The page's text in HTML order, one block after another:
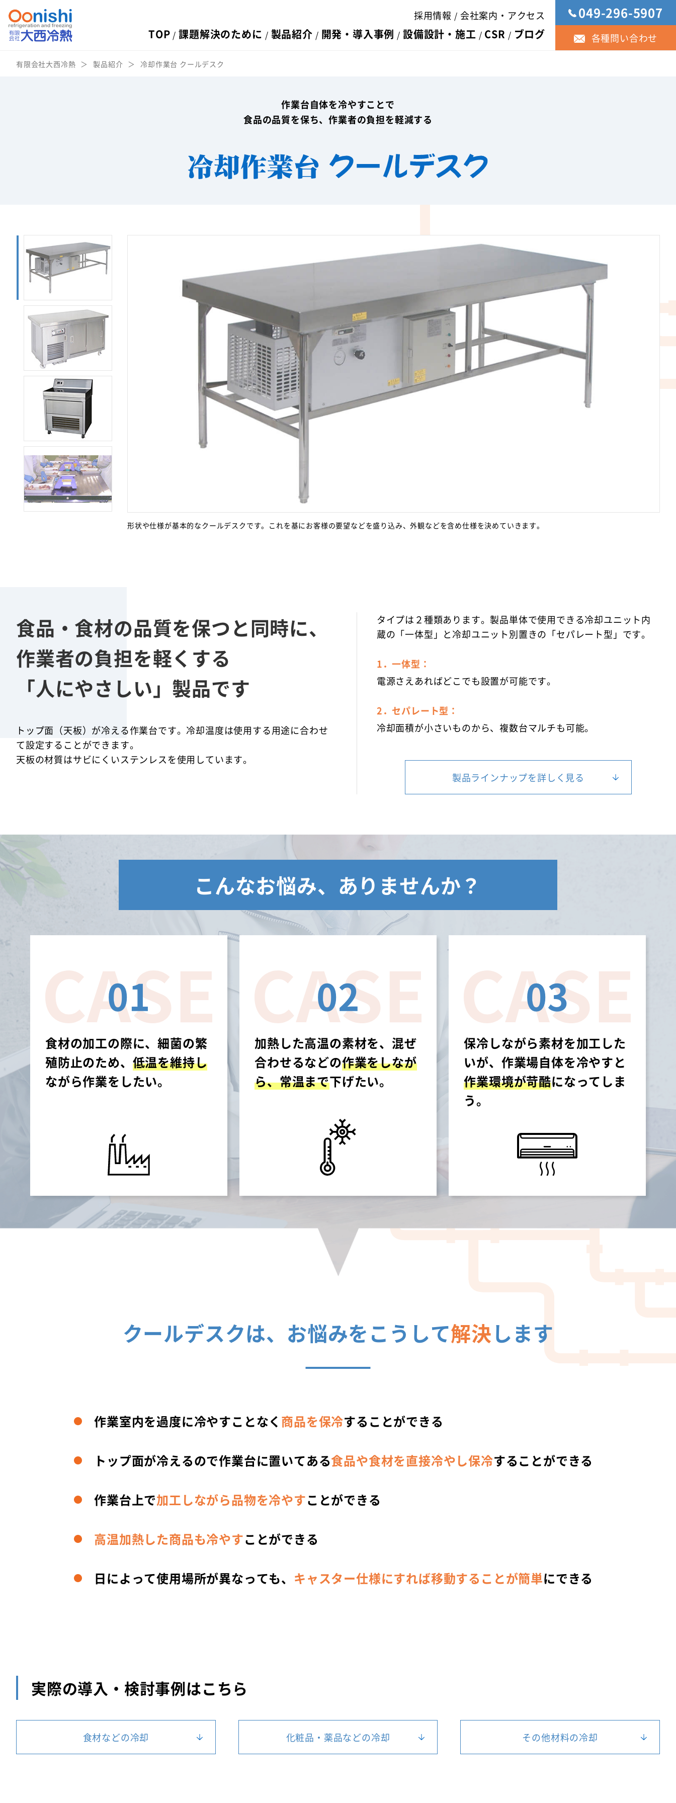
採用情報 会社案内・アクセス
TOP 課題解決のために 製品紹介 開発・導入事例 設備設計・施工 CSR ブログ
049-296-5907
各種問い合わせ
有限会社大西冷熱 製品紹介 冷却作業台 クールデスク
作業台自体を冷やすことで
食品の品質を保ち、作業者の負担を軽減する
形状や仕様が基本的なクールデスクです。これを基にお客様の要望などを盛り込み、外観などを含め仕様を決めていきます。
食品・食材の品質を保つと同時に、
作業者の負担を軽くする
「人にやさしい」製品です
トップ面（天板）が冷える作業台です。冷却温度は使用する用途に合わせ
て設定することができます。
天板の材質はサビにくいステンレスを使用しています。
タイプは２種類あります。製品単体で使用できる冷却ユニット内
蔵の「一体型」と冷却ユニット別置きの「セパレート型」です。
1．一体型：
電源さえあればどこでも設置が可能です。
2．セパレート型：
冷却面積が小さいものから、複数台マルチも可能。
製品ラインナップを詳しく見る
こんなお悩み、ありませんか？
01
食材の加工の際に、細菌の繁
殖防止のため、 低温を維持し
ながら作業をしたい。
02
加熱した高温の素材を、混ぜ
合わせるなどの作業をしなが
ら、常温まで下げたい。
03
保冷しながら素材を加工した
いが、作業場自体を冷やすと
作業環境が苛酷になってしま
う。
クールデスクは、 お悩みをこうして解決します
作業室内を過度に冷やすことなく 商品を保冷することができる
トップ面が冷えるので作業台に置いてある食品や食材を直接冷やし保冷することができる
作業台上で加工しながら品物を冷やすことができる
高温加熱した商品も冷やすことができる
日によって使用場所が異なっても、 キャスター仕様にすれば移動することが簡単にできる
実際の導入・検討事例はこちら
食材などの冷却 化粧品・薬品などの冷却 その他材料の冷却